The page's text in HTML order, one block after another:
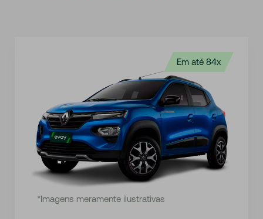
Em até 84x
*Imagens meramente ilustrativas